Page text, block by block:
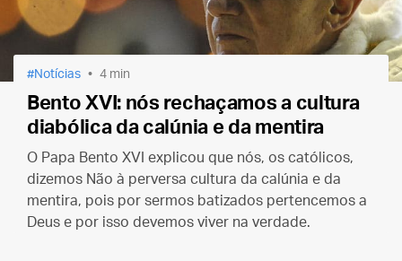
Notícias 4 min
Bento XVI: nós rechaçamos a cultura
diabólica da calúnia e da mentira
O Papa Bento XVI explicou que nós, os católicos,
dizemos Não à perversa cultura da calúnia e da
mentira, pois por sermos batizados pertencemos a
Deus e por isso devemos viver na verdade.